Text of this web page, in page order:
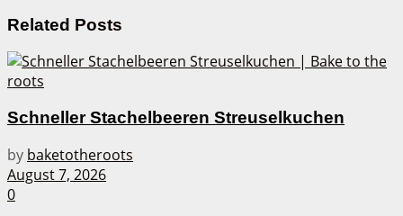
Related Posts
Schneller Stachelbeeren Streuselkuchen
by baketotheroots
August 7, 2026
0